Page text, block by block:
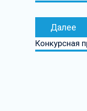
Далее
Конкурсная